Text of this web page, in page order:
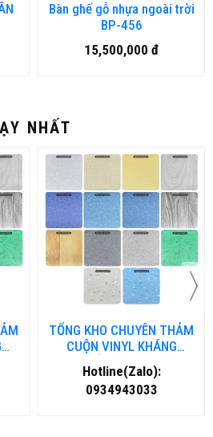
Bàn ghế gỗ nhựa ngoài trời
BP-456
15,500,000 đ
NHẤT
TỔNG KHO CHUYÊN THẢM
CUỘN VINYL KHÁNG
KHUẨN TẠI HÀ NỘI
Hotline(Zalo):
0934943033